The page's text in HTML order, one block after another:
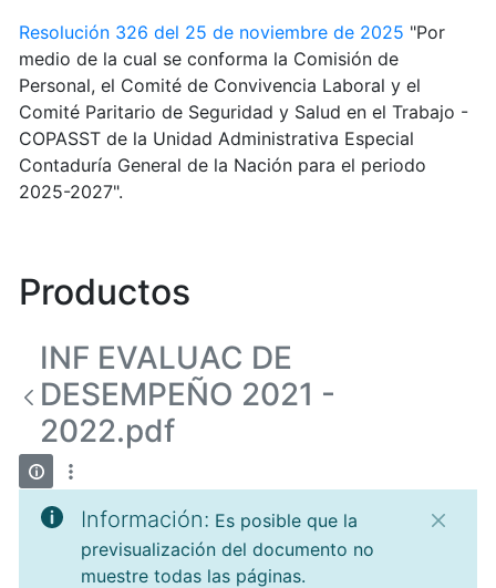
Resolución 326 del 25 de noviembre de 2025 "Por
medio de la cual se conforma la Comisión de
Personal, el Comité de Convivencia Laboral y el
Comité Paritario de Seguridad y Salud en el Trabajo -
COPASST de la Unidad Administrativa Especial
Contaduría General de la Nación para el periodo
2025-2027".
Productos
INF EVALUAC DE
DESEMPEÑO 2021 -
2022.pdf
Información: Es posible que la
previsualización del documento no
muestre todas las páginas.